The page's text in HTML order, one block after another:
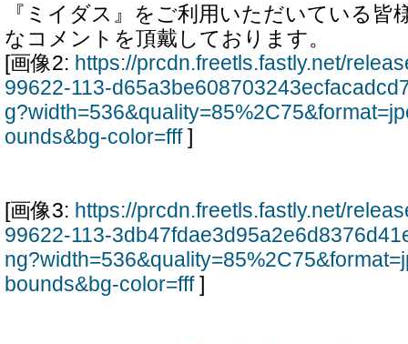
『ミイダス』をご利用いただいている皆
なコメントを頂戴しております。
[画像2: https://prcdn.freetls.fastly.net/
99622-113-
ounds&bg-color=fff]
[画像3: https://prcdn.freetls.fastly.net/
99622-113-
bounds&bg-color=fff]